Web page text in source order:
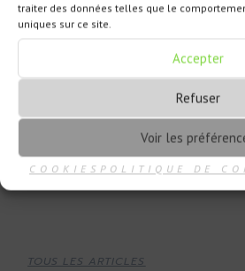
traiter des données telles que le
uniques sur ce site.
Accepter
Refuser
Voir les
COOKIES POLITIQUE DE
TOUS LES ARTICLES